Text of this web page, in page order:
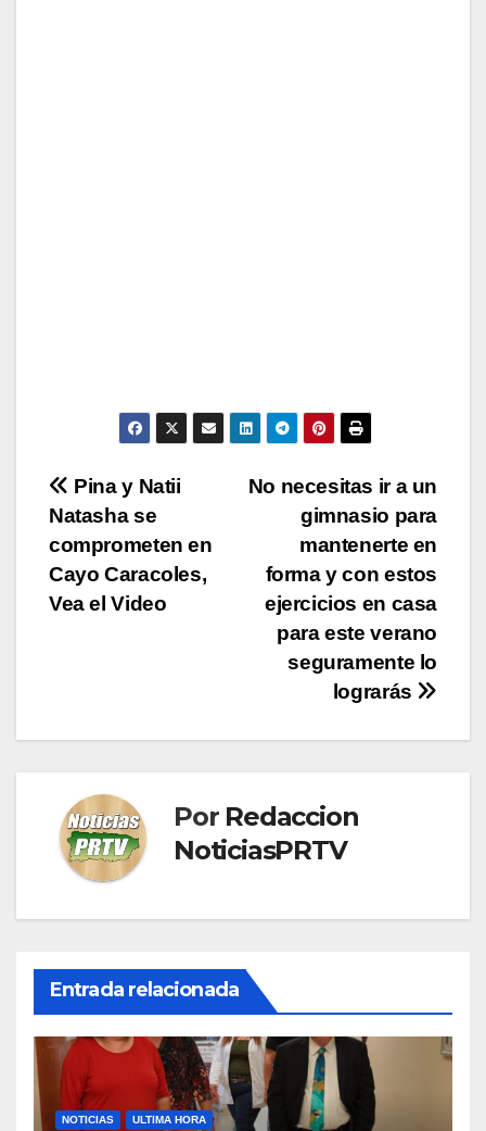
Navegación
de
entradas
No necesitas ir a un
gimnasio para
mantenerte en
forma y con estos
ejercicios en casa
para este verano
seguramente lo
lograrás
Pina y Natii
Natasha se
comprometen en
Cayo Caracoles,
Vea el Video
Por Redaccion
NoticiasPRTV
Entrada relacionada
NOTICIAS ULTIMA HORA